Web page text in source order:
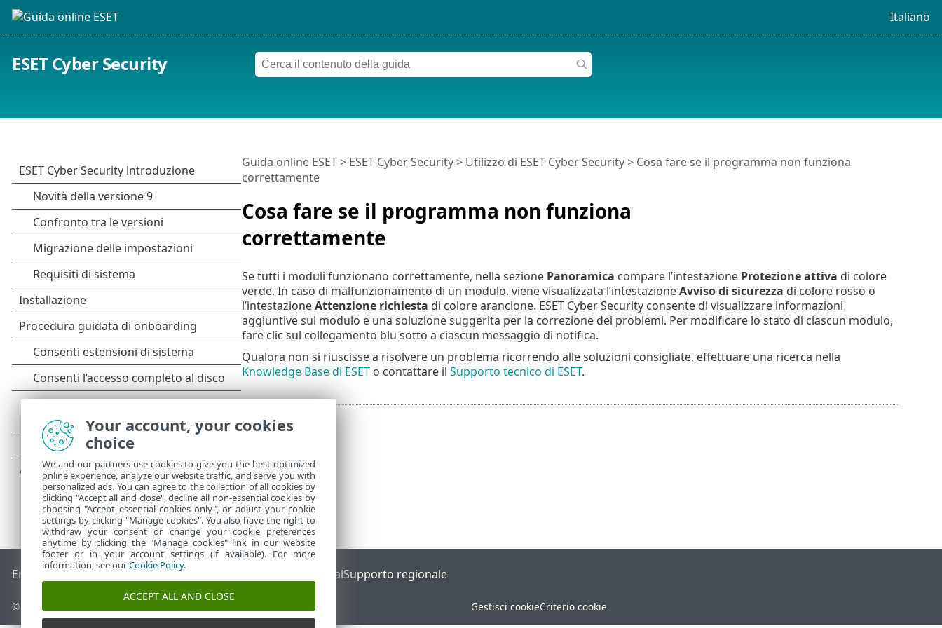
Italiano
ESET Cyber Security
Cosa fare se il programma non funziona
correttamente
Guida online ESET> ESET Cyber Security> Utilizzo di ESET Cyber Security> Cosa fare se il programma non funziona
correttamente
Se tutti i moduli funzionano correttamente, nella sezione Panoramica compare l’intestazione Protezione attiva di colore
verde. In caso di malfunzionamento di un modulo, viene visualizzata l’intestazioneAvviso di sicurezza di colore rosso o
l’intestazioneAttenzione richiesta di colore arancione. ESET Cyber Security consente di visualizzare informazioni
aggiuntive sul modulo e una soluzione suggerita per la correzione dei problemi. Per modificare lo stato di ciascun modulo,
fare clic sul collegamento blu sotto a ciascun messaggio di notifica.
Qualora non si riuscisse a risolvere un problema ricorrendo alle soluzioni consigliate, effettuare una ricerca nella
Knowledge Base di ESETo contattare il Supporto tecnico di ESET.
End of Life ESET Knowledge Base ESET Status PortalSupporto regionale
© 1992 - 2025 ESET, spol. s r.o. - Tutti i diritti riservati. Gestisci cookieCriterio cookie
Your account, your cookies
choice
We and our partners use cookies to give you the best optimized
online experience, analyze our website traffic, and serve you with
personalized ads. You can agree to the collection of all cookies by
clicking "Accept all and close", decline all non-essential cookies by
choosing "Accept essential cookies only", or adjust your cookie
settings by clicking "Manage cookies". You also have the right to
withdraw your consent or change your cookie preferences
anytime by clicking the "Manage cookies" link in our website
footer or in your account settings (if available). For more
information, see ourCookie Policy.
ACCEPT ALL AND CLOSE